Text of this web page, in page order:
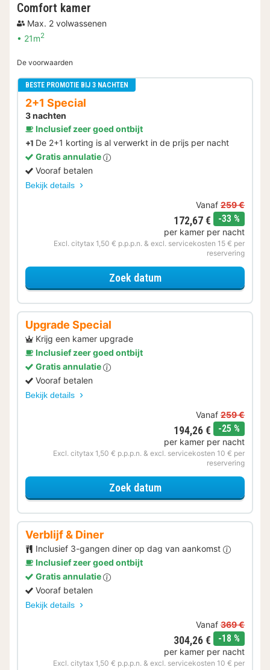
Comfort kamer
Max. 2 volwassenen
21m2
De voorwaarden
BESTE PROMOTIE BIJ 3 NACHTEN
2+1 Special
3 nachten
Inclusief zeer goed ontbijt
De 2+1 korting is al verwerkt in de prijs per nacht
Gratis annulatie
Vooraf betalen
Bekijk details
Vanaf 259 €
172,67 € -33 %
per kamer per nacht
Excl. citytax 1,50 € p.p.p.n. & excl. servicekosten 15 € per
reservering
Zoek datumvoor 2+1 Special
Upgrade Special
Krijg een kamer upgrade
Inclusief zeer goed ontbijt
Gratis annulatie
Vooraf betalen
Bekijk details
Vanaf 259 €
194,26 € -25 %
per kamer per nacht
Excl. citytax 1,50 € p.p.p.n. & excl. servicekosten 10 € per
reservering
Zoek datumvoor Upgrade Special
Verblijf & Diner
Inclusief 3-gangen diner op dag van aankomst
Inclusief zeer goed ontbijt
Gratis annulatie
Vooraf betalen
Bekijk details
Vanaf 369 €
304,26 € -18 %
per kamer per nacht
Excl. citytax 1,50 € p.p.p.n. & excl. servicekosten 10 € per